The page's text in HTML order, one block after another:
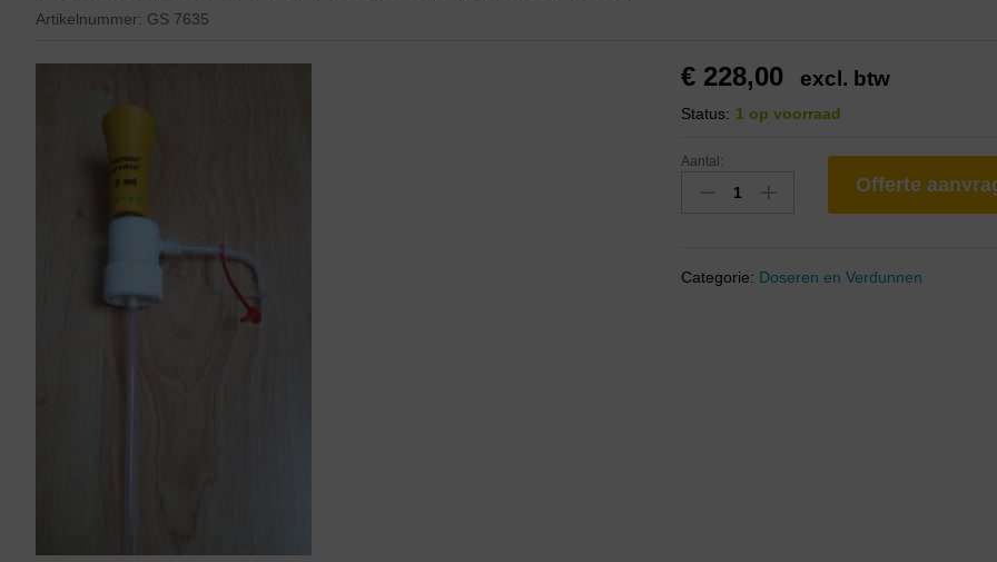
Artikelnummer: GS 7635
€ 228,00 excl. btw
Status: 1 op voorraad
Aantal:
Offerte
Categorie: Doseren en Verdunnen